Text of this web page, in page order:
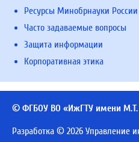
Ресурсы Минобрнауки
Часто задаваемые вопросы
Защита информации
Корпоративная этика
© ФГБОУ ВО «ИжГТУ имени
Разработка © 2026 Управление